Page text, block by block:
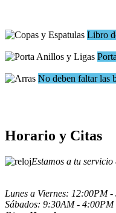
Libro
No deben faltar las
Horario y Citas
Estamos a tu servicio
Lunes a Viernes: 12:00PM
Sábados: 9:30AM - 4:00PM